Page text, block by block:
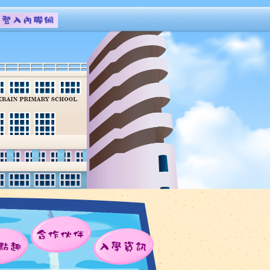
趣
合作伙伴
入學資訊